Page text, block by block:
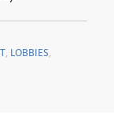
, LOBBIES,